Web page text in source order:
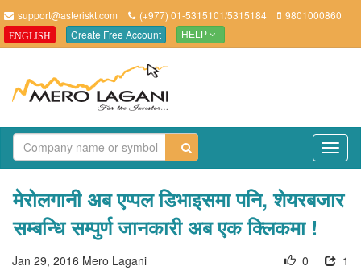
support@asteriskt.com (+977) 01-5315101/5315184 9801000860
ENGLISH Create Free Account HELP
मेरोलगानी अब एप्पल डिभाइसमा पनि, शेयरबजार
सम्बन्धि सम्पुर्ण जानकारी अब एक क्लिकमा !
Jan 29, 2016 Mero Lagani 1
0